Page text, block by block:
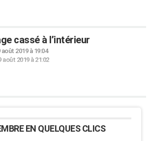
cassé à l’intérieur
août 2019 à 19:04
août 2019 à 21:02
EN QUELQUES CLICS